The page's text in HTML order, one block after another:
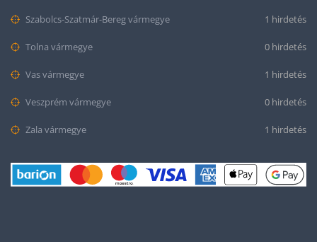
Szabolcs-Szatmár-Bereg vármegye 1 hirdetés
Tolna vármegye 0 hirdetés
Vas vármegye 1 hirdetés
Veszprém vármegye 0 hirdetés
Zala vármegye 1 hirdetés